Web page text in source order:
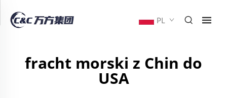
PL
fracht morski z Chin do
USA